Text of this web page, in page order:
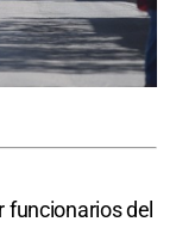
funcionarios del